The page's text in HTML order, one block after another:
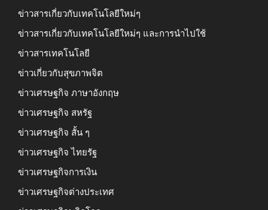
ข่าวสารเกี่ยวกับเทคโนโลยีใหม่ๆ
ข่าวสารเกี่ยวกับเทคโนโลยีใหม่ๆ และการนำไปใช้
ข่าวสารเทคโนโลยี
ข่าวเกี่ยวกับสุขภาพจิต
ข่าวเศรษฐกิจ ภาษาอังกฤษ
ข่าวเศรษฐกิจ สหรัฐ
ข่าวเศรษฐกิจ สั้น ๆ
ข่าวเศรษฐกิจ ไทยรัฐ
ข่าวเศรษฐกิจการเงิน
ข่าวเศรษฐกิจต่างประเทศ